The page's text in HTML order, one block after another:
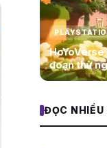
đoạn thử
ĐỌC NHIỀU